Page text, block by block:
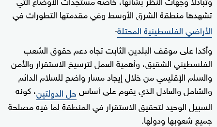
تشهدها منطقة الشرق الأوسط وفي مقدمتها التطورات في
الأراضي الفلسطينية المحتلة.
وأكدا على موقف البلدين الثابت تجاه دعم حقوق الشعب
الفلسطيني الشقيق، وأهمية العمل لترسيخ الاستقرار والأمن
والسلم الإقليمي من خلال إيجاد مسار واضح للسلام الدائم
والشامل والعادل الذي يقوم على أساسحل الدولتين، كونه
السبيل الوحيد لتحقيق الاستقرار في المنطقة لما فيه مصلحة
جميع شعوبها ودولها.